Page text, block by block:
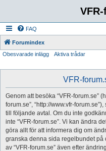
FAQ
Forumindex
Obesvarade inlägg
Aktiva trådar
VFR-
Genom att besöka “VFR-forum.se”
forum.se”, “http://www.vfr-
till följande avtal. Om du inte
inte “VFR-forum.se”. Vi kan ändra
göra allt för att informera dig om
granska denna sida regelbundet på
av “VFR-forum.se” även efter